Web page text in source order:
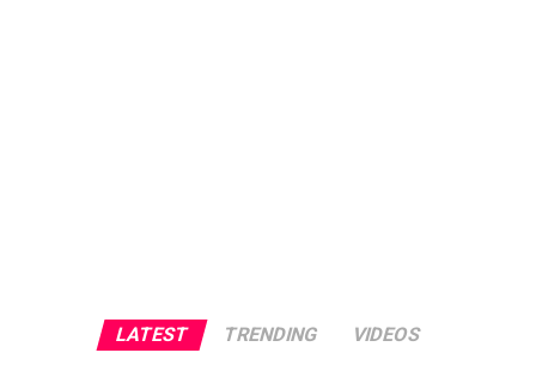
LATEST TRENDING VIDEOS